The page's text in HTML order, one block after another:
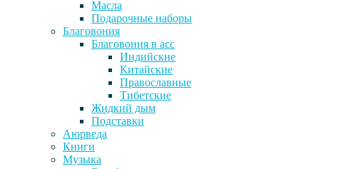
Масла
Подарочные наборы
Благовония
Благовония в асс
Индийские
Китайские
Православные
Тибетские
Жидкий дым
Подставки
Аюрведа
Книги
Музыка